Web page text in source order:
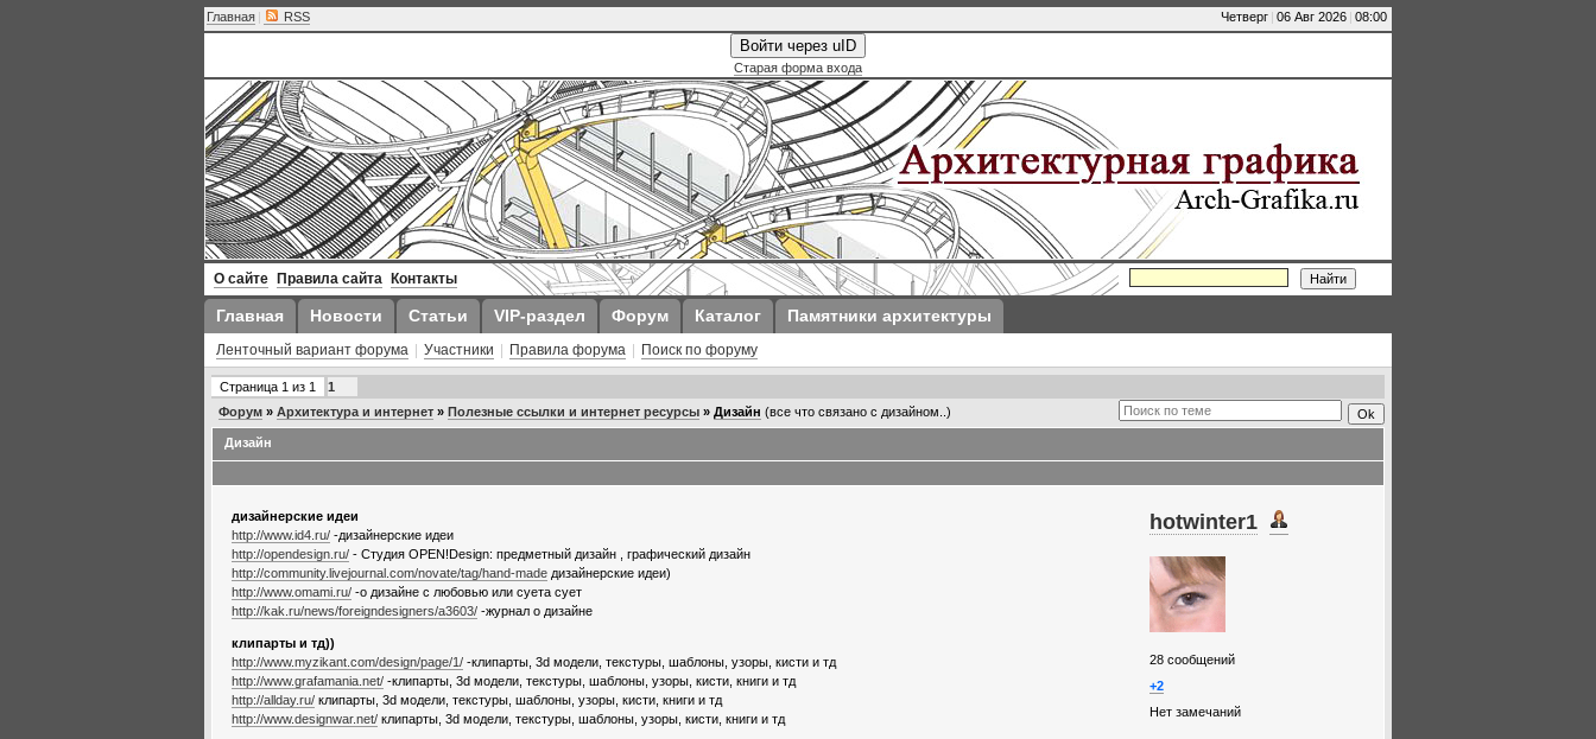
Четверг | 06 Авг 2026 | 08:00
Главная | RSS
Войти через uID
Старая форма входа
О сайте Правила сайта Контакты
Главная Новости Статьи VIP-раздел Форум Каталог Памятники архитектуры
Ленточный вариант форума Участники Правила форума Поиск по форуму
Страница 1 из 1
1
Форум » Архитектура и интернет » Полезные ссылки и интернет ресурсы » Дизайн (все что связано с дизайном..)
Дизайн
дизайнерские идеи
http://www.id4.ru/ -дизайнерские идеи
http://opendesign.ru/ - Cтудия OPEN!Design: предметный дизайн , графический дизайн
http://community.livejournal.com/novate/tag/hand-made дизайнерские идеи)
http://www.omami.ru/ -о дизайне с любовью или суета сует
http://kak.ru/news/foreigndesigners/a3603/ -журнал о дизайне
клипарты и тд))
http://www.myzikant.com/design/page/1/ -клипарты, 3d модели, текстуры, шаблоны, узоры, кисти и тд
http://www.grafamania.net/ -клипарты, 3d модели, текстуры, шаблоны, узоры, кисти, книги и тд
http://allday.ru/ клипарты, 3d модели, текстуры, шаблоны, узоры, кисти, книги и тд
http://www.designwar.net/ клипарты, 3d модели, текстуры, шаблоны, узоры, кисти, книги и тд
hotwinter1
28 сообщений
+2
Нет замечаний